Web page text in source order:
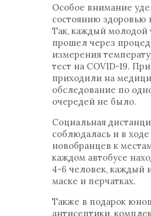
Особое внимание
состоянию здоровью
Так, каждый молодой
прошел через
измерения
тест на COVID-19.
приходили на
обследование по
очередей не было.
Социальная
соблюдалась и в ходе
новобранцев к
каждом автобусе
4-6 человек, каждый
маске и перчатках.
Также в подарок
антисептики,